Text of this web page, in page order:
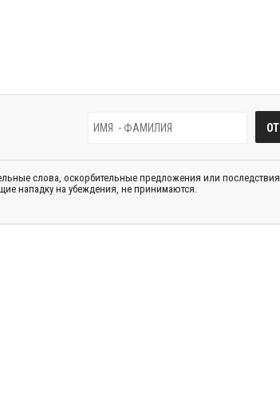
слова, оскорбительные предложения или последствия,
нападку на убеждения, не принимаются.